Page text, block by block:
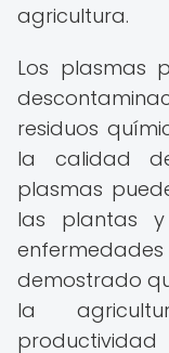
agricultura.
Los plasmas
residuos
la calidad
plasmas
las plantas
demostrado
la